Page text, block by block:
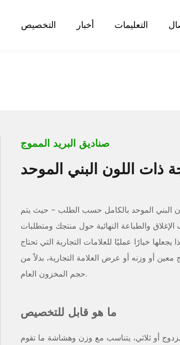
التخصيص أخبار التعليمات
صناديق البريد المموج
ذات اللون البني الموحد
البني الموحد بالكامل حسب الطلب - حيث يتم
والطباعة النهائية حول منتجك ومتطلبات
خيارًا عمليًا للعلامات التجارية التي تحتاج
أو وزنه أو عرض العلامة التجارية، بدلاً من
حجم المخزون العام.
ما هو قابل للتخصيص
أو ثلاثي، يتناسب مع وزن وهشاشة ما تقوم